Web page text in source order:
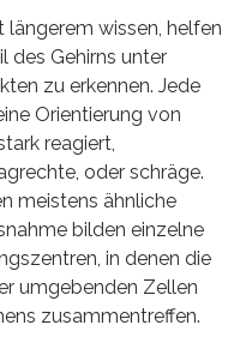
wissen, helfen
des Gehirns unter
zu erkennen. Jede
Orientierung von
reagiert,
oder schräge.
meistens ähnliche
bilden einzelne
in denen die
umgebenden Zellen
zusammentreffen.